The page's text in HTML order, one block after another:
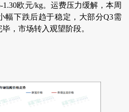
欧元/kg。运费压力缓解，本周
幅下跌后趋于稳定，大部分Q3需
，市场转入观望阶段。